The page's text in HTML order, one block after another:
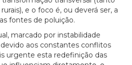
e o foco é, ou deverá ser, a
fontes de poluição.
marcado por instabilidade
aos constantes conflitos
urgente esta redefinição das